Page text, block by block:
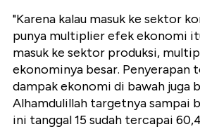
"Karena kalau masuk ke sektor
punya multiplier efek ekonomi
masuk ke sektor produksi,
ekonominya besar. Penyerapan
dampak ekonomi di bawah juga
Alhamdulillah targetnya sampai
ini tanggal 15 sudah tercapai